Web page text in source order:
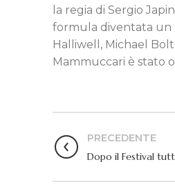
la regia di Sergio
formula diventata un
Halliwell, Michael
Mammuccari è stato
PRECEDENTE
Dopo il Festival